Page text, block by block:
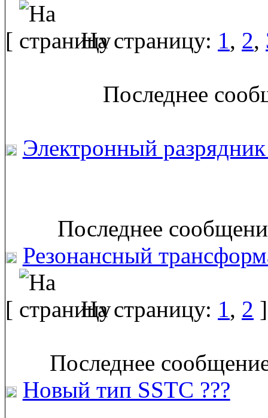
[ На страницу: 1, 2,
Последнее
Электронный
Последнее
Резонансный
[ На страницу: 1, 2 ]
Последнее
Новый тип SSTC ???